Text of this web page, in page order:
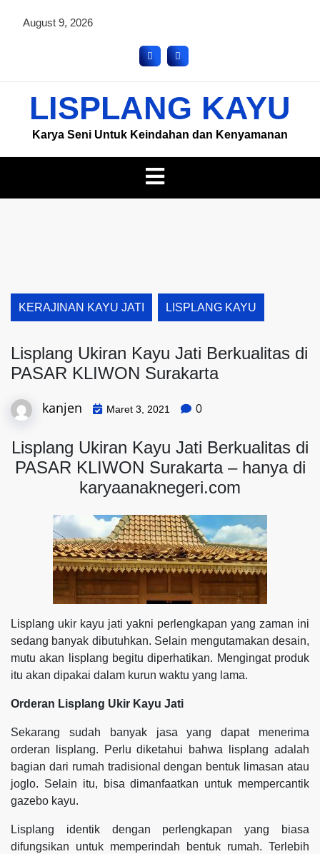
August 9, 2026
LISPLANG KAYU
Karya Seni Untuk Keindahan dan Kenyamanan
KERAJINAN KAYU JATI LISPLANG KAYU
Lisplang Ukiran Kayu Jati Berkualitas di
PASAR KLIWON Surakarta
kanjen Maret 3, 2021 0
Lisplang Ukiran Kayu Jati Berkualitas di
PASAR KLIWON Surakarta – hanya di
karyaanaknegeri.com
Lisplang ukir kayu jati yakni perlengkapan yang zaman ini
sedang banyak dibutuhkan. Selain mengutamakan desain,
mutu akan lisplang begitu diperhatikan. Mengingat produk
itu akan dipakai dalam kurun waktu yang lama.
Orderan Lisplang Ukir Kayu Jati
Sekarang sudah banyak jasa yang dapat menerima
orderan lisplang. Perlu diketahui bahwa lisplang adalah
bagian dari rumah tradisional dengan bentuk limasan atau
joglo. Selain itu, bisa dimanfaatkan untuk mempercantik
gazebo kayu.
Lisplang identik dengan perlengkapan yang biasa
difungsikan untuk memperindah bentuk rumah. Terlebih